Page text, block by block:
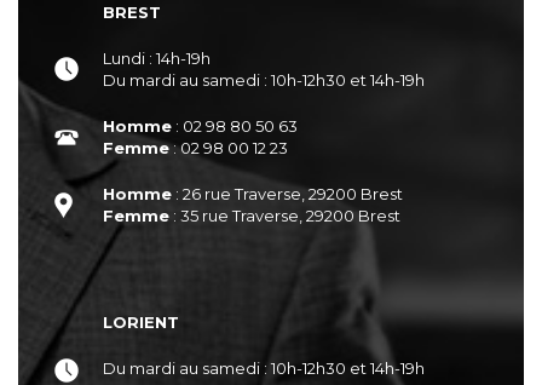
BREST
Lundi : 14h-19h
Du mardi au samedi : 10h-12h30 et 14h-19h
Homme : 02 98 80 50 63
Femme: 02 98 00 12 23
Homme : 26 rue Traverse, 29200 Brest
Femme : 35 rue Traverse, 29200 Brest
LORIENT
Du mardi au samedi : 10h-12h30 et 14h-19h